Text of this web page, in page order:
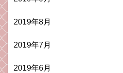
2019年8月
2019年7月
2019年6月